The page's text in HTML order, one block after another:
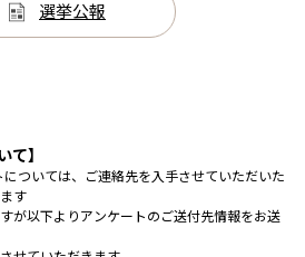
選挙公報
て】
ついては、ご連絡先を入手させていただいた
す
が以下よりアンケートのご送付先情報をお送